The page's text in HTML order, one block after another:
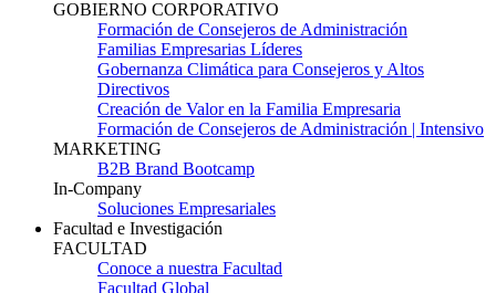
GOBIERNO CORPORATIVO
Formación de Consejeros de Administración
Familias Empresarias Líderes
Gobernanza Climática para Consejeros y Altos
Directivos
Creación de Valor en la Familia Empresaria
Formación de Consejeros de Administración | Intensivo
MARKETING
B2B Brand Bootcamp
In-Company
Soluciones Empresariales
Facultad e Investigación
FACULTAD
Conoce a nuestra Facultad
Facultad Global